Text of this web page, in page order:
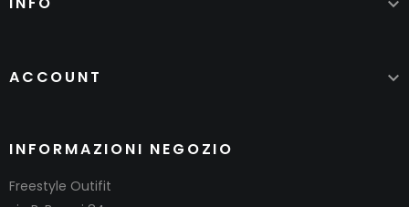

ACCOUNT 
INFORMAZIONI NEGOZIO
Freestyle Outifit